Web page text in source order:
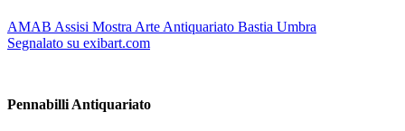
AMAB Assisi Mostra Arte Antiquariato Bastia Umbra
Segnalato su exibart.com
Pennabilli Antiquariato